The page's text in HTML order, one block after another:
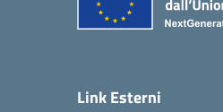
Link Esterni